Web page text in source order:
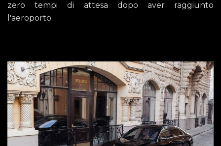
zero tempi di attesa dopo aver raggiunto
l'aeroporto.